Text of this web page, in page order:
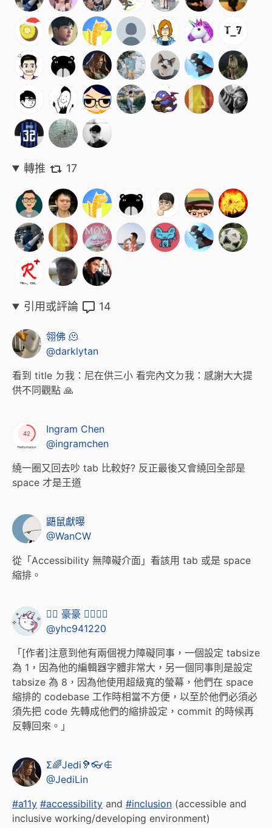
轉推 17
引用或評論 14
翎佛 🫠
@darklytan
看到 title ㄉ我：尼在供三小 看完內文ㄉ我：感謝大大提
供不同觀點 🙏
Ingram Chen
@ingramchen
繞一圈又回去吵 tab 比較好? 反正最後又會繞回全部是
space 才是王道
鼯鼠獻曝
@WanCW
從「Accessibility 無障礙介面」看該用 tab 或是 space
縮排。
🏳️‍🌈 豪豪 🏳️‍🌈💙💛
@yhc941220
「[作者]注意到他有兩個視力障礙同事，一個設定 tabsize
為 1，因為他的編輯器字體非常大，另一個同事則是設定
tabsize 為 8，因為他使用超級寬的螢幕，他們在 space
縮排的 codebase 工作時相當不方便，以至於他們必須必
須先把 code 先轉成他們的縮排設定，commit 的時候再
反轉回來。」
Σ🌈Jedi🦻👓∉
@JediLin
#a11y #accessibility and #inclusion (accessible and
inclusive working/developing environment)